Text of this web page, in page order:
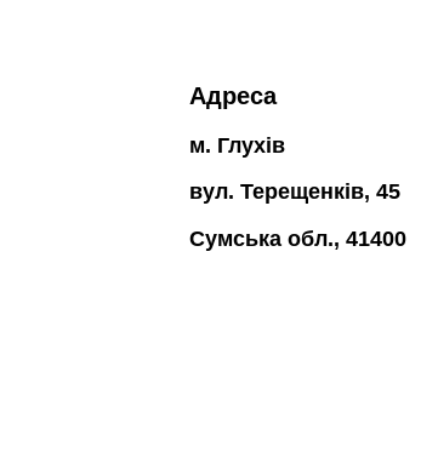
Адреса
м. Глухів
вул. Терещенків, 45
Сумська обл., 41400